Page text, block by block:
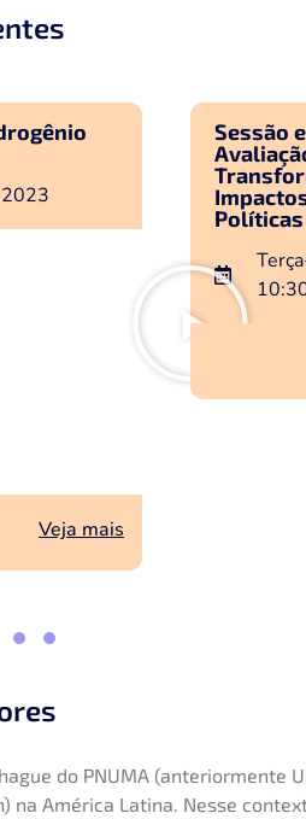
Veja mais
Sessão
Políticas
do PNUMA (anteriormente
América Latina. Nesse